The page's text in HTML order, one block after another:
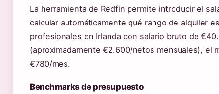
La herramienta de Redfin permite introducir el
calcular automáticamente qué rango de alquiler
profesionales en Irlanda con salario bruto de
(aproximadamente €2.600/netos mensuales), el
€780/mes.
Benchmarks de presupuesto